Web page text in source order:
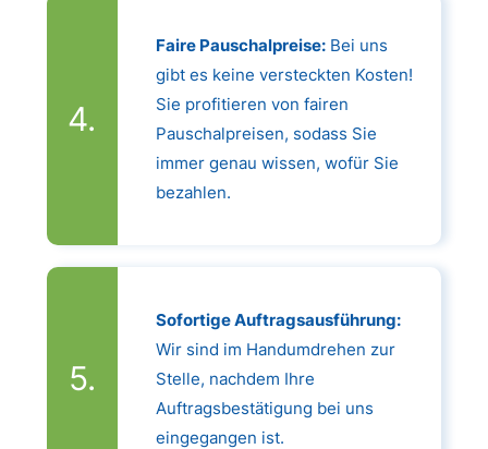
Faire Pauschalpreise:Bei uns
gibt es keine versteckten Kosten!
Sie profitieren von fairen
Pauschalpreisen, sodass Sie
immer genau wissen, wofür Sie
bezahlen.
Sofortige Auftragsausführung:
Wir sind im Handumdrehen zur
Stelle, nachdem Ihre
Auftragsbestätigung bei uns
eingegangen ist.